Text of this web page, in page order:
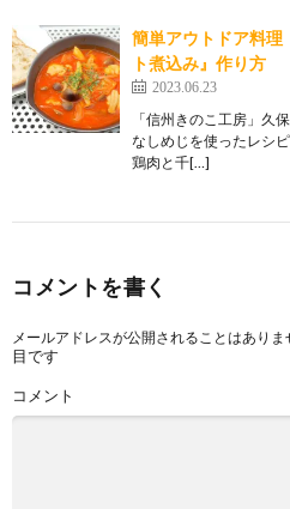
簡単アウトドア料理
ト煮込み』作り方
2023.06.23
「信州きのこ工房」久
なしめじを使ったレシ
鶏肉と千[…]
コメントを書く
メールアドレスが公開されることはありま
目です
コメント